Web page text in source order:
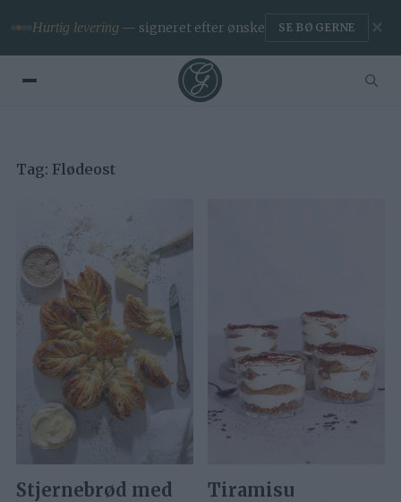
Hurtig levering — signeret efter ønske SE BØGERNE ✕
Tag: Flødeost
Stjernebrød med
Tiramisu